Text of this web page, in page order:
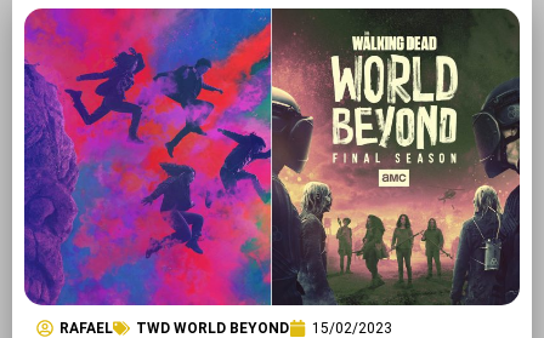
RAFAEL TWD WORLD BEYOND 15/02/2023